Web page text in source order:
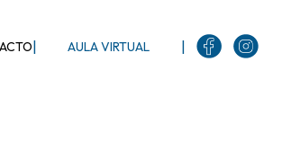
| AULA VIRTUAL |